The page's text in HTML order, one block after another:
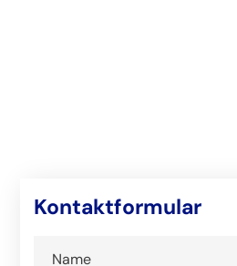
Kontaktformular